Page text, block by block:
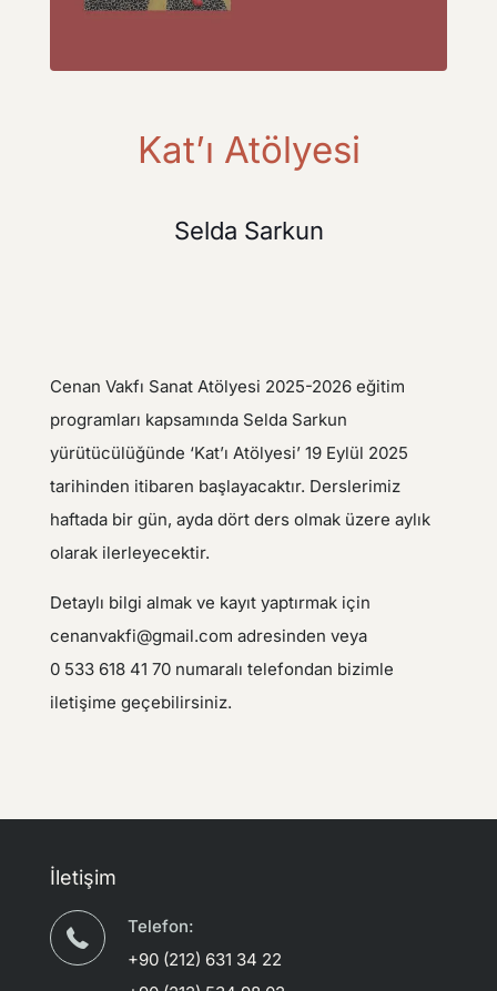
Kat’ı Atölyesi
Selda Sarkun
Cenan Vakfı Sanat Atölyesi 2025-2026 eğitim
programları kapsamında Selda Sarkun
yürütücülüğünde ‘Kat’ı Atölyesi’ 19 Eylül 2025
tarihinden itibaren başlayacaktır. Derslerimiz
haftada bir gün, ayda dört ders olmak üzere aylık
olarak ilerleyecektir.
Detaylı bilgi almak ve kayıt yaptırmak için
cenanvakfi@gmail.com adresinden veya
0 533 618 41 70 numaralı telefondan bizimle
iletişime geçebilirsiniz.
İletişim
Telefon:
+90 (212) 631 34 22